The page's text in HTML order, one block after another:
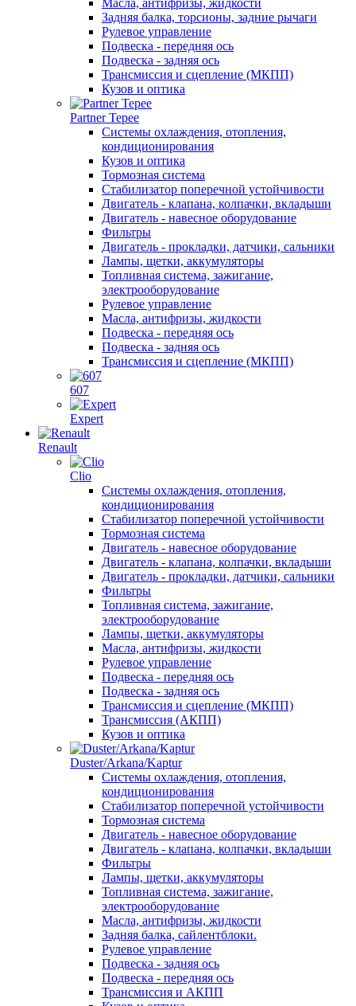
Задняя балка, торсионы, задние рычаги
Рулевое управление
Подвеска - передняя ось
Подвеска - задняя ось
Трансмиссия и сцепление (МКПП)
Кузов и оптика
Partner Tepee
Системы охлаждения, отопления,
кондиционирования
Кузов и оптика
Тормозная система
Стабилизатор поперечной устойчивости
Двигатель - клапана, колпачки, вкладыши
Двигатель - навесное оборудование
Фильтры
Двигатель - прокладки, датчики, сальники
Лампы, щетки, аккумуляторы
Топливная система, зажигание,
электрооборудование
Рулевое управление
Масла, антифризы, жидкости
Подвеска - передняя ось
Подвеска - задняя ось
Трансмиссия и сцепление (МКПП)
607
Expert
Renault
Clio
Системы охлаждения, отопления,
кондиционирования
Стабилизатор поперечной устойчивости
Тормозная система
Двигатель - навесное оборудование
Двигатель - клапана, колпачки, вкладыши
Двигатель - прокладки, датчики, сальники
Фильтры
Топливная система, зажигание,
электрооборудование
Лампы, щетки, аккумуляторы
Масла, антифризы, жидкости
Рулевое управление
Подвеска - передняя ось
Подвеска - задняя ось
Трансмиссия и сцепление (МКПП)
Трансмиссия (АКПП)
Кузов и оптика
Duster/Arkana/Kaptur
Системы охлаждения, отопления,
кондиционирования
Стабилизатор поперечной устойчивости
Тормозная система
Двигатель - навесное оборудование
Двигатель - клапана, колпачки, вкладыши
Фильтры
Лампы, щетки, аккумуляторы
Топливная система, зажигание,
электрооборудование
Масла, антифризы, жидкости
Задняя балка, сайлентблоки.
Рулевое управление
Подвеска - задняя ось
Подвеска - передняя ось
Трансмиссия и АКПП